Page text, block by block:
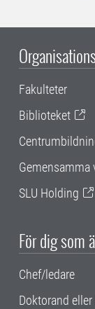
Fakulteter
Biblioteket
SLU Holding
För dig som
Chef/ledare
Doktorand